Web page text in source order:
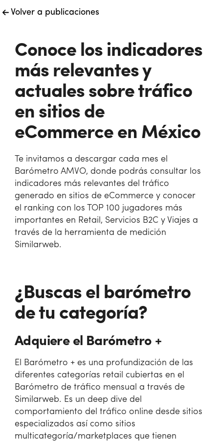
Volver a publicaciones
Conoce los indicadores
más relevantes y
actuales sobre tráfico
en sitios de
eCommerce en México
Te invitamos a descargar cada mes el
Barómetro AMVO, donde podrás consultar los
indicadores más relevantes del tráfico
generado en sitios de eCommerce y conocer
el ranking con los TOP 100 jugadores más
importantes en Retail, Servicios B2C y Viajes a
través de la herramienta de medición
Similarweb.
¿Buscas el barómetro
de tu categoría?
Adquiere el Barómetro +
El Barómetro + es una profundización de las
diferentes categorías retail cubiertas en el
Barómetro de tráfico mensual a través de
Similarweb. Es un deep dive del
comportamiento del tráfico online desde sitios
especializados así como sitios
multicategoría/marketplaces que tienen